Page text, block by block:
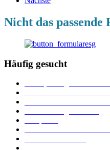
Nicht das
Häufig gesucht